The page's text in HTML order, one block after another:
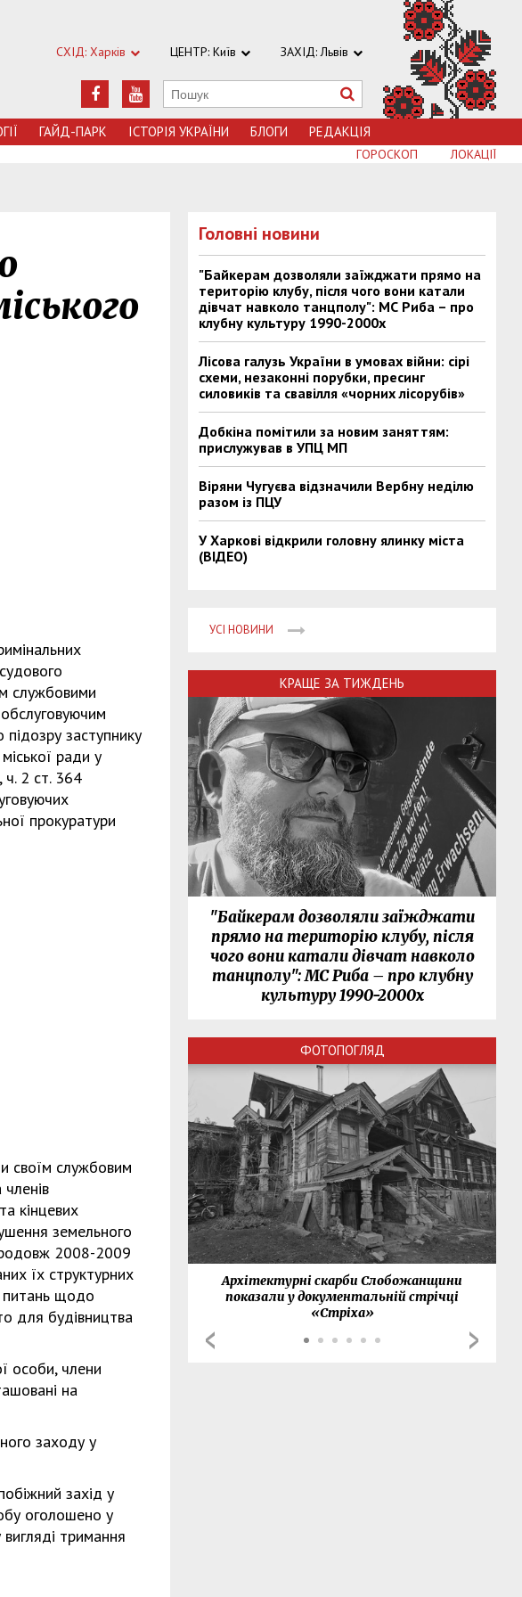
СХІД: Харків ЦЕНТР: Київ ЗАХІД: Львів
ГАЙД-ПАРК ІСТОРІЯ УКРАЇНИ БЛОГИ РЕДАКЦІЯ
ЛОКАЦІЇ
ГОРОСКОП
службовими
заступнику
ради у
ч. 2 ст. 364
прокуратури
своїм службовим
кінцевих
земельного
2008-2009
їх структурних
питань щодо
для будівництва
особи, члени
на
заходу у
захід у
оголошено у
тримання
Головні новини
"Байкерам дозволяли заїжджати прямо на
територію клубу, після чого вони катали
дівчат навколо танцполу": МС Риба – про
клубну культуру 1990-2000х
Лісова галузь України в умовах війни: сірі
схеми, незаконні порубки, пресинг
силовиків та свавілля «чорних лісорубів»
Добкіна помітили за новим заняттям:
прислужував в УПЦ МП
Віряни Чугуєва відзначили Вербну неділю
разом із ПЦУ
У Харкові відкрили головну ялинку міста
(ВІДЕО)
УСІ НОВИНИ
КРАЩЕ ЗА ТИЖДЕНЬ
"Байкерам дозволяли заїжджати
прямо на територію клубу, після
чого вони катали дівчат навколо
танцполу": МС Риба – про клубну
культуру 1990-2000х
ФОТОПОГЛЯД
добрі вчинки
Архітектурні скарби Слобожанщини
показали у документальній стрічці
«Стріха»